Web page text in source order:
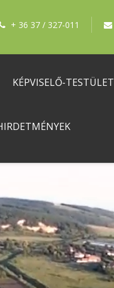
+ 36 37 / 327-011
KÉPVISELŐ-TESTÜLET